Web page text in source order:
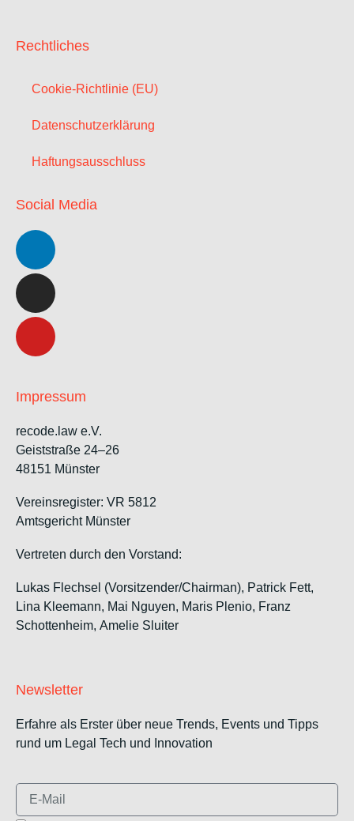
Rechtliches
Cookie-Richtlinie (EU)
Datenschutzerklärung
Haftungsausschluss
Social Media
Impressum
recode.law e.V.
Geiststraße 24–26
48151 Münster
Vereinsregister: VR 5812
Amtsgericht Münster
Vertreten durch den Vorstand:
Lukas Flechsel (Vorsitzender/Chairman), Patrick Fett,
Lina Kleemann, Mai Nguyen, Maris Plenio, Franz
Schottenheim, Amelie Sluiter
Newsletter
Erfahre als Erster über neue Trends, Events und Tipps
rund um Legal Tech und Innovation